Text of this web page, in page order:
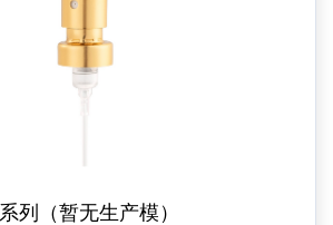
列（暂无生产模）